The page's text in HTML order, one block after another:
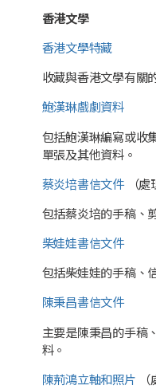
香港文學
香港文學特藏
收藏與香港文學有關
鮑漢琳戲劇資料
包括鮑漢琳編寫或收
單張及其他資料。
蔡炎培書信文件（處
包括蔡炎培的手稿、
柴娃娃書信文件
包括柴娃娃的手稿、
陳秉昌書信文件
主要是陳秉昌的手稿
料。
陳荊鴻立軸和照片 （